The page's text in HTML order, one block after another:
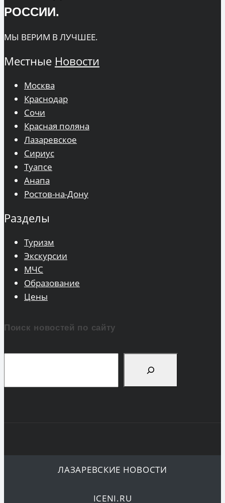
РОССИИ.
МЫ ВЕРИМ В ЛУЧШЕЕ.
Местные Новости
Москва
Краснодар
Сочи
Красная поляна
Лазаревское
Сириус
Туапсе
Анапа
Ростов-на-Дону
Разделы
Туризм
Экскурсии
МЧС
Образование
Цены
Поиск новостей по сайту
ЛАЗАРЕВСКИЕ НОВОСТИ
ICENI.RU